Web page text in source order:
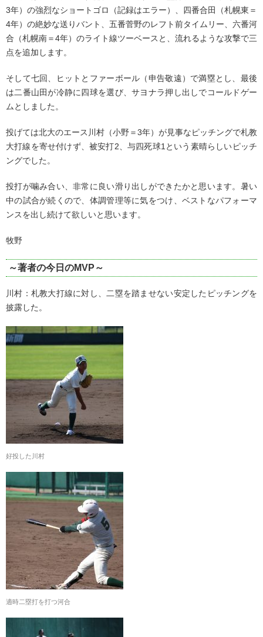
3年）の強烈なショートゴロ（記録はエラー）、四番合田（札幌東＝
4年）の絶妙な送りバント、五番菅野のレフト前タイムリー、六番河
合（札幌南＝4年）のライト線ツーベースと、流れるような攻撃で三
点を追加します。
そして七回、ヒットとファーボール（申告敬遠）で満塁とし、最後
は二番山田が冷静に四球を選び、サヨナラ押し出しでコールドゲー
ムとしました。
投げては北大のエース川村（小野＝3年）が見事なピッチングで札教
大打線を寄せ付けず、被安打2、与四死球1という素晴らしいピッチ
ングでした。
投打が噛み合い、非常に良い滑り出しができたかと思います。暑い
中の試合が続くので、体調管理等に気をつけ、ベストなパフォーマ
ンスを出し続けて欲しいと思います。
牧野
～著者の今日のMVP～
川村：札教大打線に対し、二塁を踏ませない安定したピッチングを
披露した。
好投した川村
適時二塁打を打つ河合